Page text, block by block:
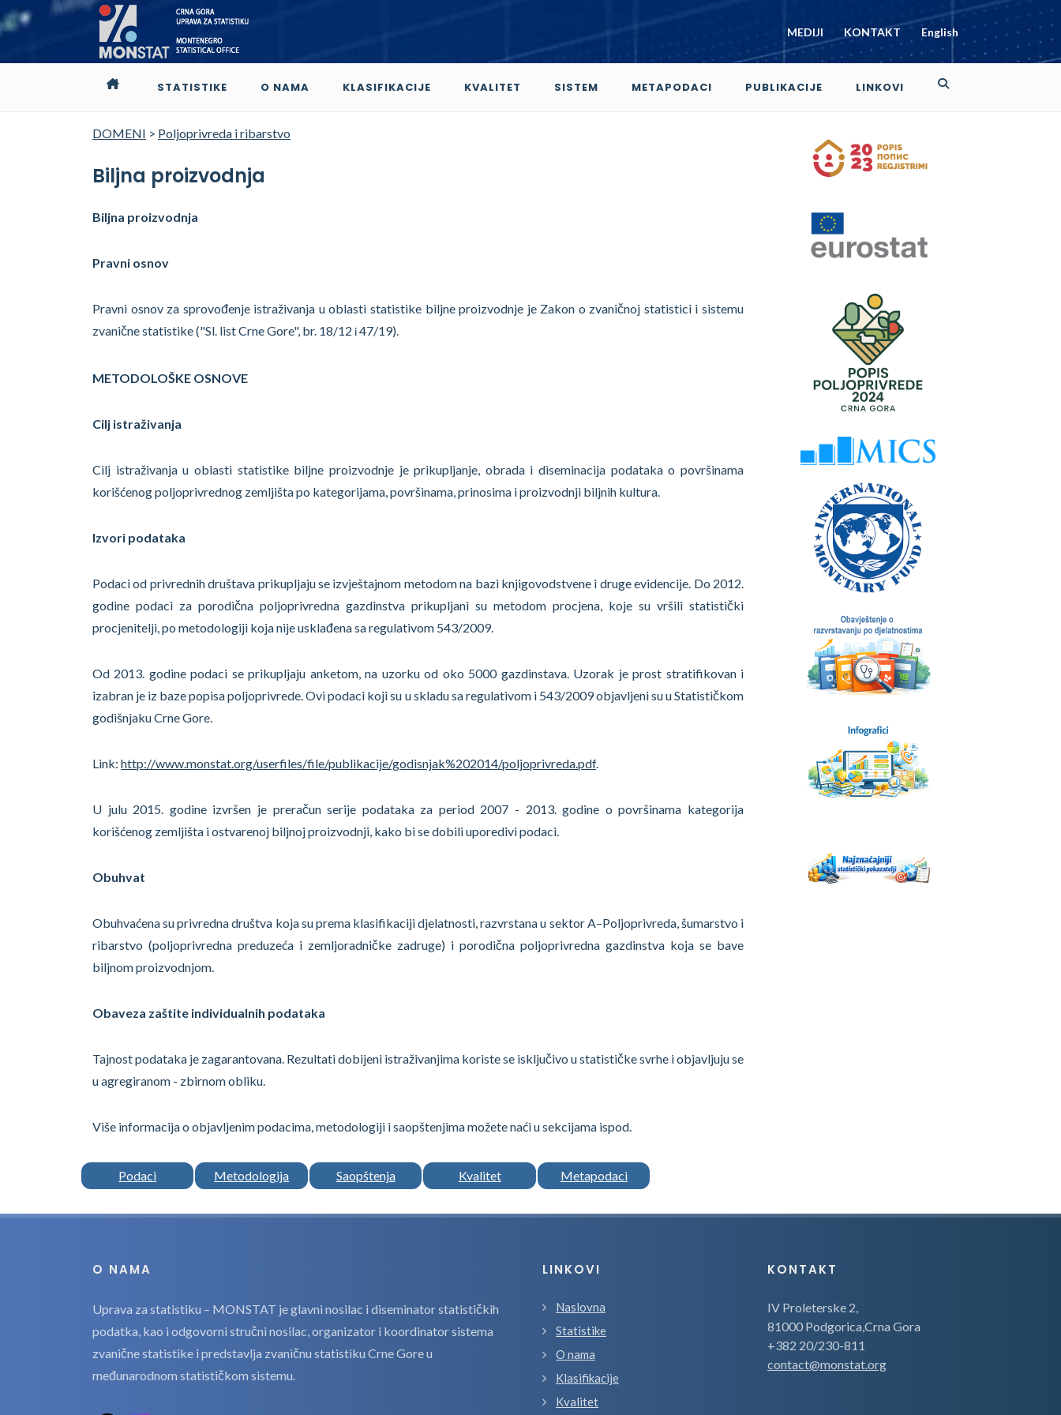
MEDIJI KONTAKT English
STATISTIKE O NAMA KLASIFIKACIJE KVALITET SISTEM METAPODACI PUBLIKACIJE LINKOVI
DOMENI > Poljoprivreda i ribarstvo
Biljna proizvodnja
Biljna proizvodnja
Pravni osnov
Pravni osnov za sprovođenje istraživanja u oblasti statistike biljne proizvodnje je Zakon o zvaničnoj statistici i sistemu
zvanične statistike ("Sl. list Crne Gore", br. 18/12 i 47/19).
METODOLOŠKE OSNOVE
Cilj istraživanja
Cilj istraživanja u oblasti statistike biljne proizvodnje je prikupljanje, obrada i diseminacija podataka o površinama
korišćenog poljoprivrednog zemljišta po kategorijama, površinama, prinosima i proizvodnji biljnih kultura.
Izvori podataka
Podaci od privrednih društava prikupljaju se izvještajnom metodom na bazi knjigovodstvene i druge evidencije. Do 2012.
godine podaci za porodična poljoprivredna gazdinstva prikupljani su metodom procjena, koje su vršili statistički
procjenitelji, po metodologiji koja nije usklađena sa regulativom 543/2009.
Od 2013. godine podaci se prikupljaju anketom, na uzorku od oko 5000 gazdinstava. Uzorak je prost stratifikovan i
izabran je iz baze popisa poljoprivrede. Ovi podaci koji su u skladu sa regulativom i 543/2009 objavljeni su u Statističkom
godišnjaku Crne Gore.
Link: http://www.monstat.org/userfiles/file/publikacije/godisnjak%202014/poljoprivreda.pdf.
U julu 2015. godine izvršen je preračun serije podataka za period 2007 - 2013. godine o površinama kategorija
korišćenog zemljišta i ostvarenoj biljnoj proizvodnji, kako bi se dobili uporedivi podaci.
Obuhvat
Obuhvaćena su privredna društva koja su prema klasifikaciji djelatnosti, razvrstana u sektor A–Poljoprivreda, šumarstvo i
ribarstvo (poljoprivredna preduzeća i zemljoradničke zadruge) i porodična poljoprivredna gazdinstva koja se bave
biljnom proizvodnjom.
Obaveza zaštite individualnih podataka
Tajnost podataka je zagarantovana. Rezultati dobijeni istraživanjima koriste se isključivo u statističke svrhe i objavljuju se
u agregiranom - zbirnom obliku.
Više informacija o objavljenim podacima, metodologiji i saopštenjima možete naći u sekcijama ispod.
Podaci Metodologija Saopštenja Kvalitet Metapodaci
O NAMA
Uprava za statistiku – MONSTAT je glavni nosilac i diseminator statističkih
podatka, kao i odgovorni stručni nosilac, organizator i koordinator sistema
zvanične statistike i predstavlja zvaničnu statistiku Crne Gore u
međunarodnom statističkom sistemu.
LINKOVI
Naslovna
Statistike
O nama
Klasifikacije
Kvalitet
KONTAKT
IV Proleterske 2,
81000 Podgorica,Crna Gora
+382 20/230-811
contact@monstat.org